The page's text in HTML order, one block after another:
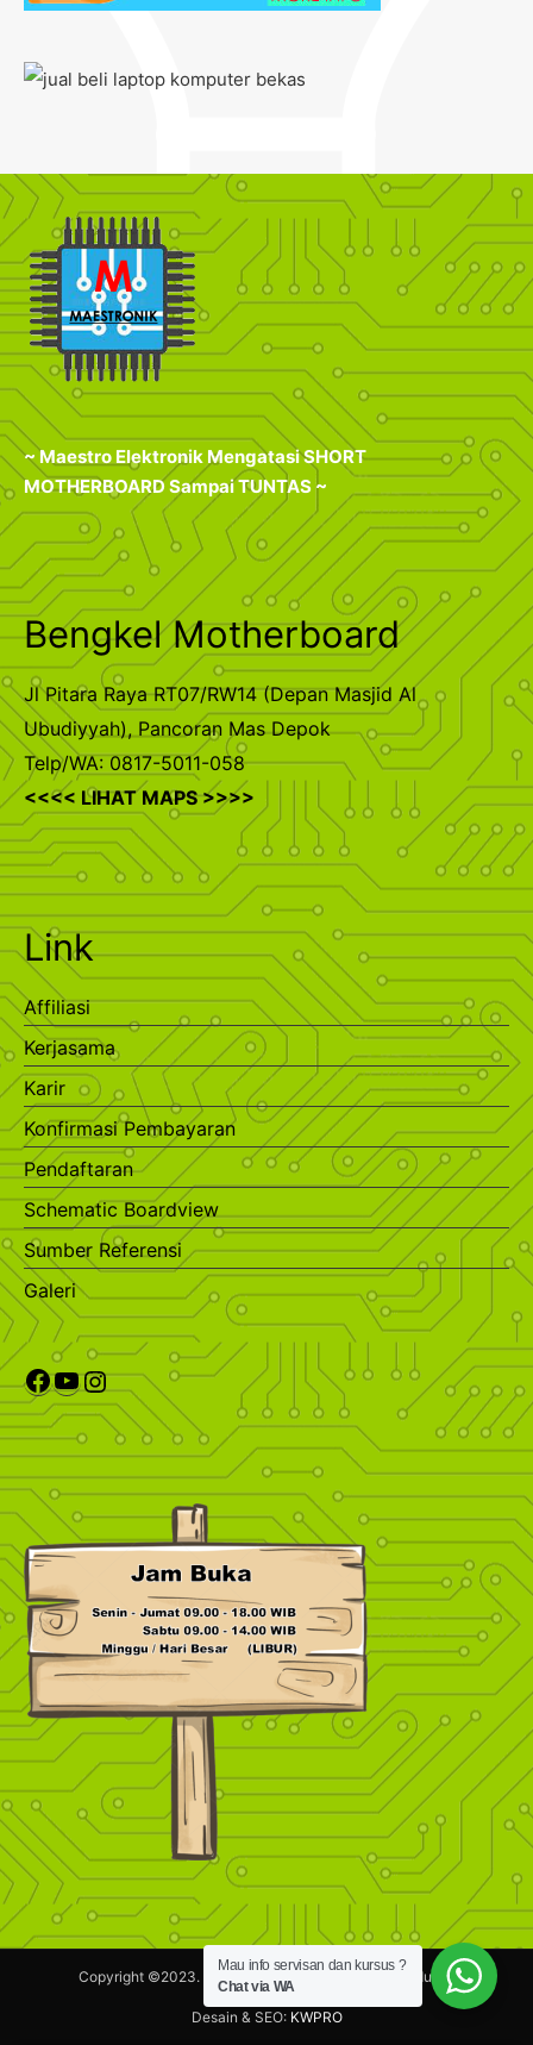
~ Maestro Elektronik Mengatasi SHORT
MOTHERBOARD Sampai TUNTAS ~
Bengkel Motherboard
Jl Pitara Raya RT07/RW14 (Depan Masjid Al
Ubudiyyah), Pancoran Mas Depok
Telp/WA: 0817-5011-058
<<<< LIHAT MAPS >>>>
Link
Affiliasi
Kerjasama
Karir
Konfirmasi Pembayaran
Pendaftaran
Schematic Boardview
Sumber Referensi
Galeri
Copyright ©2023. Maestronik.com. Hak Cipta dilindungi.
Desain & SEO: KWPRO
Mau info servisan dan kursus ?
Chat via WA